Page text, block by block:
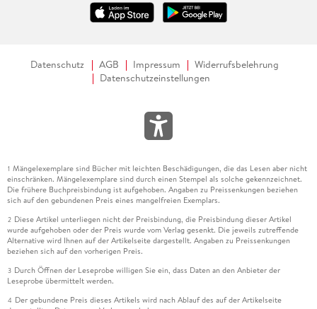
Datenschutz AGB Impressum
Widerrufsbelehrung
Datenschutzeinstellungen
1 Mängelexemplare sind Bücher mit leichten Beschädigungen, die das Lesen aber nicht
einschränken. Mängelexemplare sind durch einen Stempel als solche gekennzeichnet.
Die frühere Buchpreisbindung ist aufgehoben. Angaben zu Preissenkungen beziehen
sich auf den gebundenen Preis eines mangelfreien Exemplars.
2 Diese Artikel unterliegen nicht der Preisbindung, die Preisbindung dieser Artikel
wurde aufgehoben oder der Preis wurde vom Verlag gesenkt. Die jeweils zutreffende
Alternative wird Ihnen auf der Artikelseite dargestellt. Angaben zu Preissenkungen
beziehen sich auf den vorherigen Preis.
3 Durch Öffnen der Leseprobe willigen Sie ein, dass Daten an den Anbieter der
Leseprobe übermittelt werden.
4 Der gebundene Preis dieses Artikels wird nach Ablauf des auf der Artikelseite